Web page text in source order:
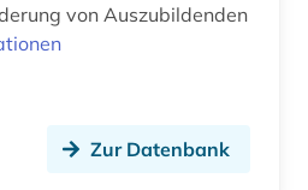
von Auszubildenden
Zur Datenbank